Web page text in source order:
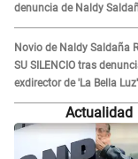
denuncia de Naldy
'acto bochornoso': "No es
atacar a otra mujer"
Novio de Naldy Saldaña
SU SILENCIO tras
exdirector de 'La Bella
basta con que ella esté
Actualidad